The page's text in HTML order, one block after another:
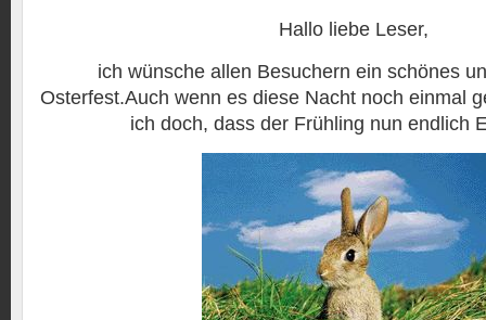
Hallo liebe Leser,
ich wünsche allen Besuchern ein schönes
Osterfest.Auch wenn es diese Nacht noch einmal
ich doch, dass der Frühling nun endlich